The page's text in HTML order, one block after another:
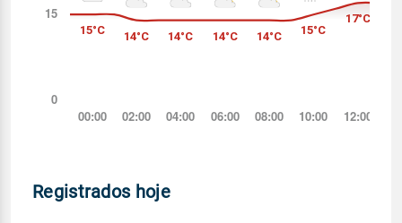
Registrados hoje